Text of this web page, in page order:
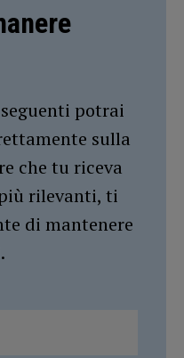
potrai
sulla
che tu riceva
rilevanti, ti
di mantenere